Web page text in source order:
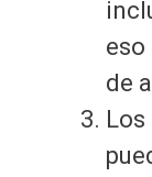
eso
de